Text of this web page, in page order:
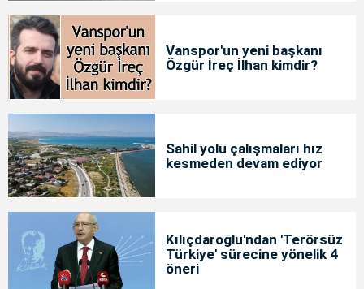
Vanspor'un yeni başkanı
Özgür İreç İlhan kimdir?
Sahil yolu çalışmaları hız
kesmeden devam ediyor
Kılıçdaroğlu'ndan 'Terörsüz
Türkiye' sürecine yönelik 4
öneri